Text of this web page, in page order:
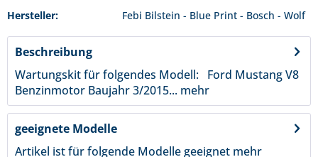
Hersteller:
Febi Bilstein - Blue Print - Bosch - Wolf
Beschreibung
Wartungskit für folgendes Modell: Ford Mustang V8
Benzinmotor Baujahr 3/2015... mehr
geeignete Modelle
Artikel ist für folgende Modelle geeignet mehr